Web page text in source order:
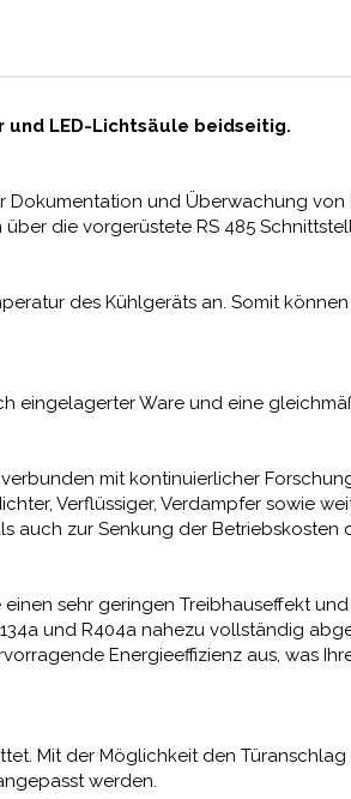
und LED-Lichtsäule beidseitig.
und Überwachung
die vorgerüstete RS 485
des Kühlgeräts an. Somit
eingelagerter Ware und eine
mit kontinuierlicher
Verflüssiger, Verdampfer sowie
auch zur Senkung der Betriebskosten
sehr geringen Treibhauseffekt
und R404a nahezu vollständig
Energieeffizienz aus, was
Mit der Möglichkeit den
werden.